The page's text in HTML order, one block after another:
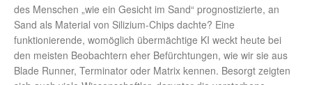
des Menschen „wie ein Gesicht im Sand“ prognostizierte, an
Sand als Material von Silizium-Chips dachte? Eine
funktionierende, womöglich übermächtige KI weckt heute bei
den meisten Beobachtern eher Befürchtungen, wie wir sie aus
Blade Runner, Terminator oder Matrix kennen. Besorgt zeigten